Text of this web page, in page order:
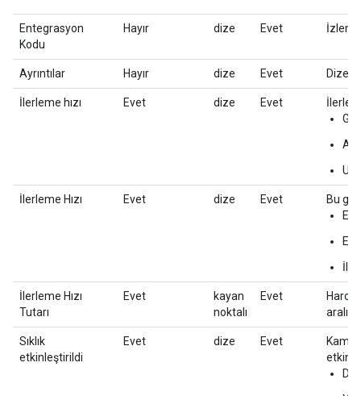
Entegrasyon
Kodu
Hayır dize Evet
Ayrıntılar Hayır dize Evet Dize
İlerleme hızı Evet dize Evet
İlerleme Hızı Evet dize Evet
Bu
En
Eşit
İlerleme Hızı
Tutarı
Evet
kayan
noktalı
Evet
Sıklık
etkinleştirildi
Evet dize Evet